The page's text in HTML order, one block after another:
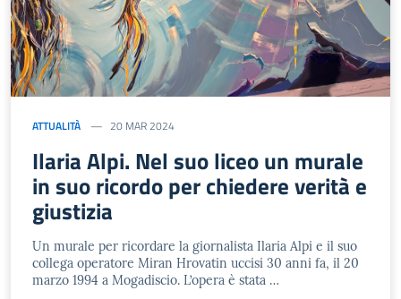
ATTUALITÀ 20 MAR 2024
Ilaria Alpi. Nel suo liceo un murale
in suo ricordo per chiedere verità e
giustizia
Un murale per ricordare la giornalista Ilaria Alpi e il suo
collega operatore Miran Hrovatin uccisi 30 anni fa, il 20
marzo 1994 a Mogadiscio. L’opera è stata …